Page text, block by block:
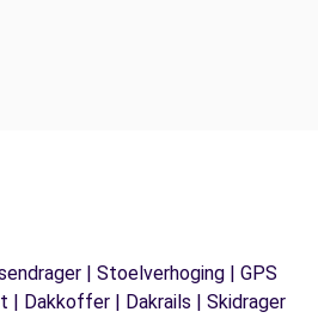
| Stoelverhoging | GPS
| Dakkoffer | Dakrails | Skidrager